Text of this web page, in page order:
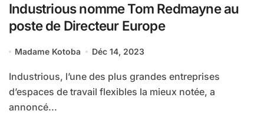
Industrious nomme Tom Redmayne au
poste de Directeur Europe
Madame Kotoba Déc 14, 2023
Industrious, l’une des plus grandes entreprises
d’espaces de travail flexibles la mieux notée, a
annoncé...